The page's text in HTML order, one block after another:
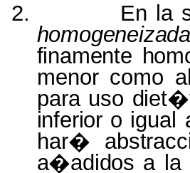
2.
En la
finamente
menor como
para uso
inferior o igual
har�
a�adidos a la